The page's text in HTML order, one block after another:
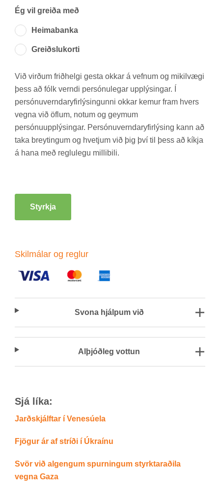
Svona hjálp­um við
Al­þjóð­leg vott­un
Sjá líka:
Jarðskjálftar í Venesúela
Fjög­ur ár af stríði í Úkraínu
Svör við al­geng­um spurn­ing­um styrktarað­ila
vegna Gaza
Ég vil greiða með
Heima­banka
Greiðslu­korti
Við virð­um frið­helgi gesta okk­ar á vefn­um og mik­il­vægi
þess að fólk verndi per­sónu­leg­ar upp­lýs­ing­ar. Í
per­sónu­vernd­ar­yf­ir­lýs­ing­unni okk­ar kem­ur fram hvers
vegna við öfl­um, not­um og geym­um
per­sónu­upp­lýs­ing­ar. Per­sónu­vernd­ar­yf­ir­lýs­ing kann að
taka breyt­ing­um og hvetj­um við þig því til þess að kíkja
á hana með reglu­legu milli­bili.
Styrkja
Skil­mál­ar og regl­ur